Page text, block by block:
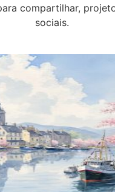
compartilhar,
sociais.